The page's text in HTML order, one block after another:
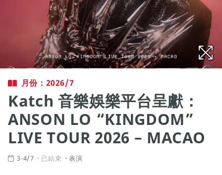
月份：2026/7
Katch 音樂娛樂平台呈獻：
ANSON LO “KINGDOM”
LIVE TOUR 2026 – MACAO
3-4/7 已結束 表演